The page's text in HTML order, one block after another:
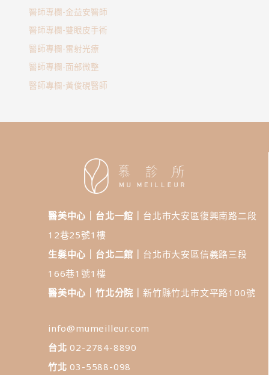
醫師專欄-金益安醫師
醫師專欄-雙眼皮手術
醫師專欄-雷射光療
醫師專欄-面部微整
醫師專欄-黃俊硯醫師
醫美中心｜台北一館｜ 台北市大安區復興南路二段
12巷25號1樓
生髮中心｜台北二館｜ 台北市大安區信義路三段
166巷1號1樓
醫美中心｜竹北分院｜ 新竹縣竹北市文平路100號
info@mumeilleur.com
台北 02-2784-8890
竹北03-5588-098